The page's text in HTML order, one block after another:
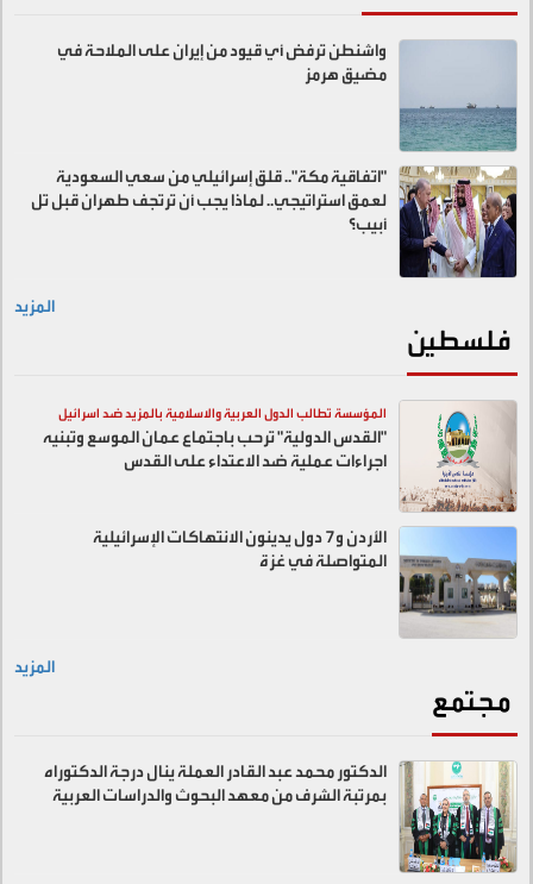
واشنطن ترفض أي قيود من إيران على الملاحة في
مضيق هرمز
"اتفاقية مكة".. قلق إسرائيلي من سعي السعودية
لعمق استراتيجي.. لماذا يجب أن ترتجف طهران قبل تل
أبيب؟
المزيد
فلسطين
المؤسسة تطالب الدول العربية والاسلامية بالمزيد ضد اسرائيل
"القدس الدولية" ترحب باجتماع عمان الموسع وتبنيه
اجراءات عملية ضد الاعتداء على القدس
الأردن و7 دول يدينون الانتهاكات الإسرائيلية
المتواصلة في غزة
المزيد
مجتمع
الدكتور محمد عبد القادر العملة ينال درجة الدكتوراه
بمرتبة الشرف من معهد البحوث والدراسات العربية